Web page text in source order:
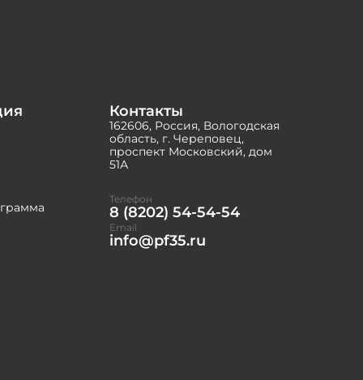
Контакты
162606, Россия, Вологодская
область, г. Череповец,
проспект Московский, дом
51А
Телефон
8 (8202) 54-54-54
Email
info@pf35.ru